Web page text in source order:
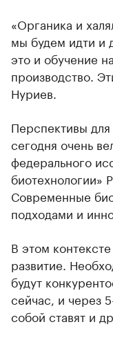
«Органика и
мы будем идти и
это и обучение
производство.
Нуриев.
Перспективы
сегодня очень
федерального
биотехнологии»
Современные
подходами и
В этом
развитие.
будут
сейчас, и через
собой ставят и